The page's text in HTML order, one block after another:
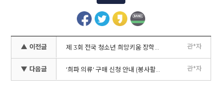
▲ 이전글 제 3회 전국 청소년 희망키움 장학금 프로젝트 안내 관*자
▼ 다음글 '희파 의류' 구매 신청 안내 (봉사활동 복장) 관*자